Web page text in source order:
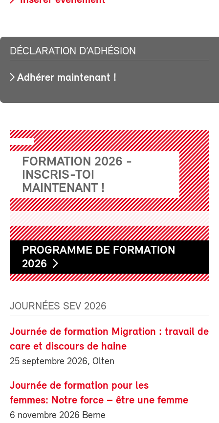
DÉCLARATION D’ADHÉSION
Adhérer maintenant !
FORMATION 2026 -
INSCRIS-TOI
MAINTENANT !
PROGRAMME DE FORMATION
2026
JOURNÉES SEV 2026
Journée de formation Migration : travail de
care et discours de haine
25 septembre 2026, Olten
Journée de formation pour les
femmes: Notre force – être une femme
6 novembre 2026 Berne